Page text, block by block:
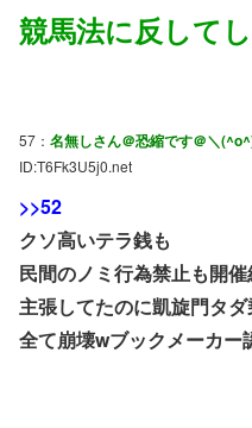
競馬法に反して
57： 名無しさん＠恐縮です＠＼
ID:T6Fk3U5j0.net
>>52
クソ高いテラ銭も
民間のノミ行為禁止も開
主張してたのに凱旋門タ
全て崩壊wブックメーカー